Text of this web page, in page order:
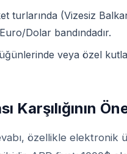
turlarında (Vizesiz
Dolar bandındadır.
veya özel
Karşılığının
özellikle elektronik